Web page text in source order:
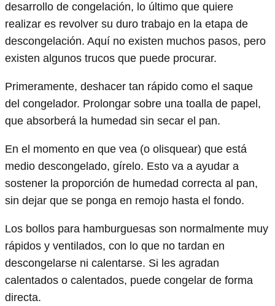
desarrollo de congelación, lo último que quiere
realizar es revolver su duro trabajo en la etapa de
descongelación. Aquí no existen muchos pasos, pero
existen algunos trucos que puede procurar.
Primeramente, deshacer tan rápido como el saque
del congelador. Prolongar sobre una toalla de papel,
que absorberá la humedad sin secar el pan.
En el momento en que vea (o olisquear) que está
medio descongelado, gírelo. Esto va a ayudar a
sostener la proporción de humedad correcta al pan,
sin dejar que se ponga en remojo hasta el fondo.
Los bollos para hamburguesas son normalmente muy
rápidos y ventilados, con lo que no tardan en
descongelarse ni calentarse. Si les agradan
calentados o calentados, puede congelar de forma
directa.